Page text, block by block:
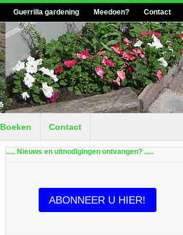
Guerrilla gardening Meedoen? Contact
Boeken Contact
..... Nieuws en uitnodigingen ontvangen? .....
ABONNEER U HIER!